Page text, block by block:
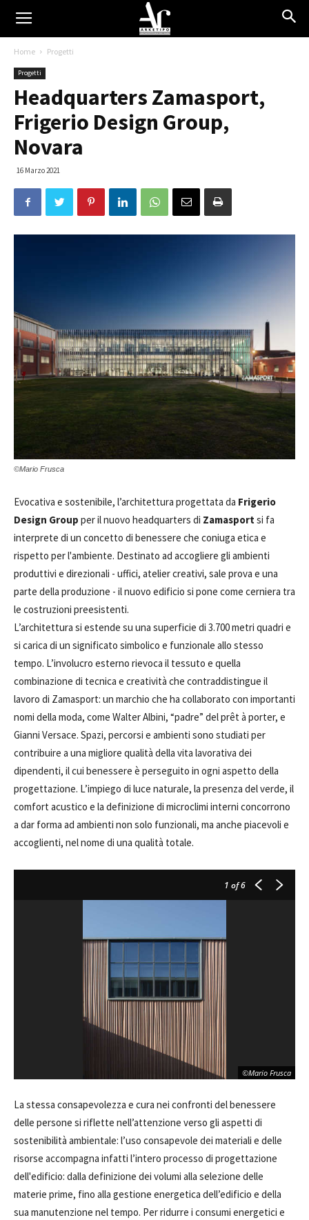
Home Progetti
Progetti
Headquarters Zamasport,
Frigerio Design Group,
Novara
16 Marzo 2021
©Mario Frusca
Evocativa e sostenibile, l’architettura progettata da Frigerio
Design Group per il nuovo headquarters di Zamasportsi fa
interprete di un concetto di benessere che coniuga etica e
rispetto per l'ambiente. Destinato ad accogliere gli ambienti
produttivi e direzionali - uffici, atelier creativi, sale prova e una
parte della produzione - il nuovo edificio si pone come cerniera tra
le costruzioni preesistenti.
L’architettura si estende su una superficie di 3.700 metri quadri e
si carica di un significato simbolico e funzionale allo stesso
tempo. L’involucro esterno rievoca il tessuto e quella
combinazione di tecnica e creatività che contraddistingue il
lavoro di Zamasport: un marchio che ha collaborato con importanti
nomi della moda, come Walter Albini, “padre” del prêt à porter, e
Gianni Versace. Spazi, percorsi e ambienti sono studiati per
contribuire a una migliore qualità della vita lavorativa dei
dipendenti, il cui benessere è perseguito in ogni aspetto della
progettazione. L’impiego di luce naturale, la presenza del verde, il
comfort acustico e la definizione di microclimi interni concorrono
a dar forma ad ambienti non solo funzionali, ma anche piacevoli e
accoglienti, nel nome di una qualità totale.
1 of 6
©Mario Frusca
La stessa consapevolezza e cura nei confronti del benessere
delle persone si riflette nell’attenzione verso gli aspetti di
sostenibilità ambientale: l’uso consapevole dei materiali e delle
risorse accompagna infatti l’intero processo di progettazione
dell'edificio: dalla definizione dei volumi alla selezione delle
materie prime, fino alla gestione energetica dell’edificio e della
sua manutenzione nel tempo. Per ridurre i consumi energetici e